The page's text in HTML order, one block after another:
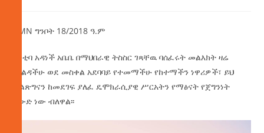
AMN ግንቦት 18/2018 ዓ.ም
ከንቲባ አዳነች አቤቤ በማህበራዊ ትስስር ገጻቸዉ ባሰፈሩት መልእክት ዛሬ
ማልዳችሁ ወደ መስቀል አደባባይ የተመማችሁ የከተማችን ነዋሪዎች፣ ይህ
ብልጽግናን ከመደገፍ ያለፈ ዴሞክራሲያዊ ሥርአትን የማፅናት የጀግንነት
አውድ ነው ብለዋል፡፡